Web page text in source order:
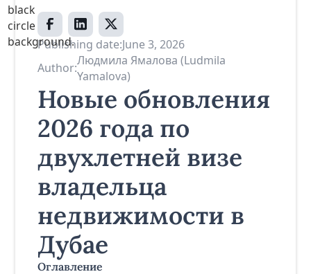
Publishing date:June 3, 2026
Author:
Людмила Ямалова (Ludmila
Yamalova)
Новые обновления
2026 года по
двухлетней визе
владельца
недвижимости в
Дубае
Оглавление